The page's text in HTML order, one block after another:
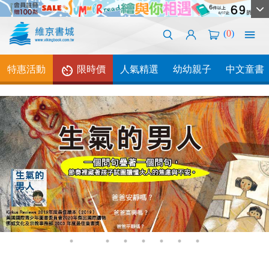
(0)
特惠活動 限時價 人氣精選 幼幼親子 中文童書